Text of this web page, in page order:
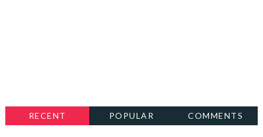
RECENT POPULAR COMMENTS